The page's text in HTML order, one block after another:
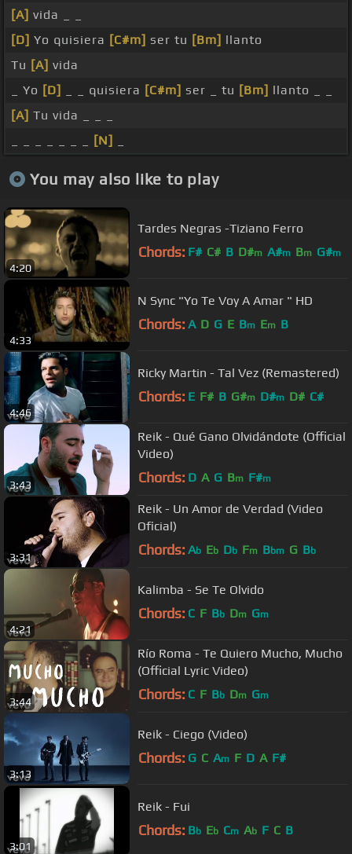
[A] vida _ _
[D] Yo quisiera [C#m] ser tu [Bm] llanto
Tu [A] vida
_ Yo [D] _ _ quisiera [C#m] ser _ tu [Bm] llanto _ _
[A] Tu vida _ _ _
[N]
You may also like to play
4:20
Tardes Negras -Tiziano Ferro
Chords: F# C# B D#m A#m Bm G#m
4:33
N Sync "Yo Te Voy A Amar " HD
Chords: A D G E Bm Em B
4:46
Ricky Martin - Tal Vez (Remastered)
Chords: E F# B G#m D#m D# C#
3:43
Reik - Qué Gano Olvidándote (Official
Video)
Chords: D A G Bm F#m
3:31
Reik - Un Amor de Verdad (Video
Oficial)
Chords: Ab Eb Db Fm Bbm G Bb
4:21
Kalimba - Se Te Olvido
Chords: C F Bb Dm Gm
3:44
Río Roma - Te Quiero Mucho, Mucho
(Official Lyric Video)
Chords: C F Bb Dm Gm
3:13
Reik - Ciego (Video)
Chords: G C Am F D A F#
3:01
Reik - Fui
Chords: Bb Eb Cm Ab F C B